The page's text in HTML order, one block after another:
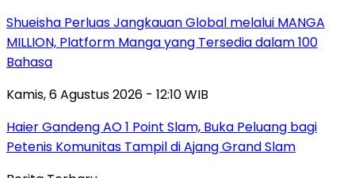
Shueisha Perluas Jangkauan Global melalui MANGA
MILLION, Platform Manga yang Tersedia dalam 100
Bahasa
Kamis, 6 Agustus 2026 - 12:10 WIB
Haier Gandeng AO 1 Point Slam, Buka Peluang bagi
Petenis Komunitas Tampil di Ajang Grand Slam